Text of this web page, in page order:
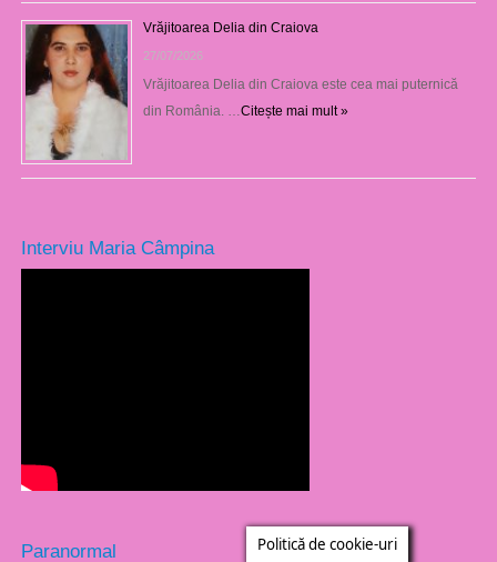
Vrăjitoarea Delia din Craiova
27/07/2026
Vrăjitoarea Delia din Craiova este cea mai puternică
din România. …Citește mai mult »
Interviu Maria Câmpina
Paranormal Politică de cookie-uri